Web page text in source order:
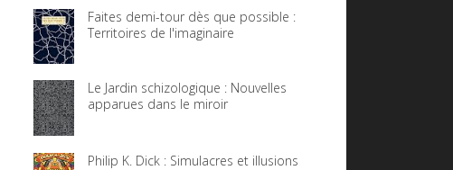
Faites demi-tour dès que possible :
Territoires de l'imaginaire
Le Jardin schizologique : Nouvelles
apparues dans le miroir
Philip K. Dick : Simulacres et illusions